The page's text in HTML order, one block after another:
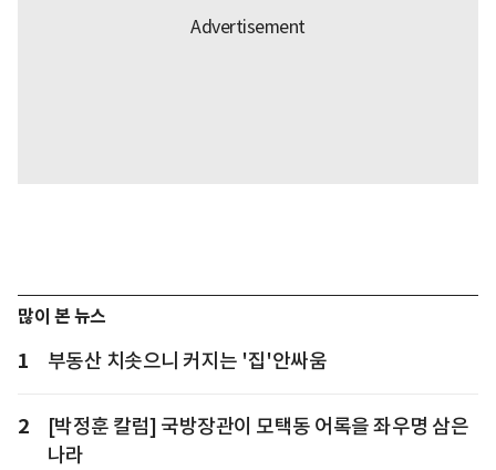
많이 본 뉴스
1 부동산 치솟으니 커지는 '집'안싸움
2
[박정훈 칼럼] 국방장관이 모택동 어록을 좌우명 삼은
나라